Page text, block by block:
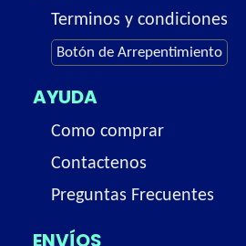
Terminos y condiciones
Botón de Arrepentimiento
AYUDA
Como comprar
Contactenos
Preguntas Frecuentes
ENVÍOS